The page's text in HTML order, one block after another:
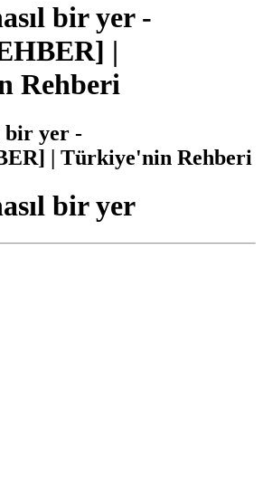
bir yer -
|
Rehberi
bir yer -
| Türkiye'nin Rehberi
bir yer